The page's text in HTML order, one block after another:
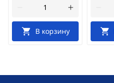
В корзину